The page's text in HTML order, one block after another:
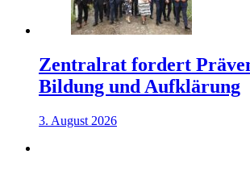
Zentralrat fordert
Bildung und Aufklärung
3. August 2026